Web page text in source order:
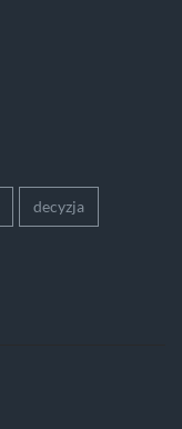
decyzja